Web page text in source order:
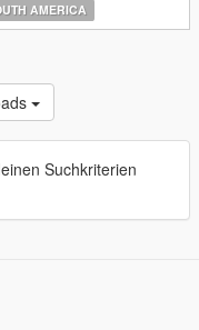
AMERICA
Suchkriterien